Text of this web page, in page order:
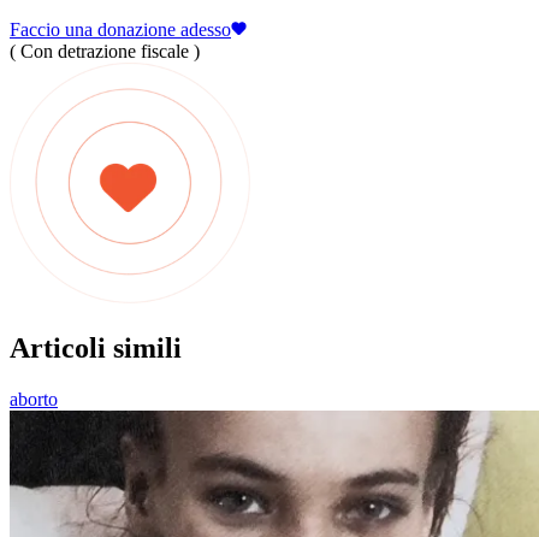
Faccio una donazione adesso
( Con detrazione fiscale )
Articoli simili
aborto